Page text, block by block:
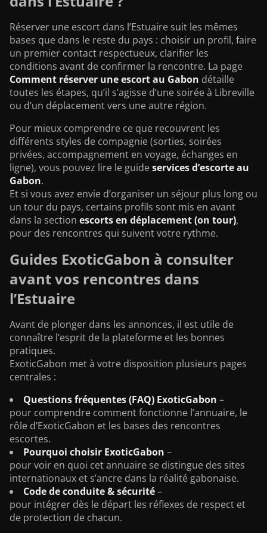
Réserver une escort dans l’Estuaire suit les mêmes
bases que dans le reste du pays : choisir un profil, faire
un premier contact respectueux, clarifier les
conditions avant de confirmer la rencontre. La page
Comment réserver une escort au Gabon détaille
toutes les étapes, qu’il s’agisse d’une soirée à Libreville
ou d’un déplacement vers une autre région.
Pour mieux comprendre ce que recouvrent les
différents styles de compagnie (sorties, soirées
privées, accompagnement en voyage, échanges en
ligne), vous pouvez lire le guideservices d’escorte au
Gabon.
Et si vous avez envie d’organiser un séjour plus long ou
un tour du pays, certains profils sont mis en avant
dans la section escorts en déplacement (on tour),
pour des rencontres qui suivent votre rythme.
Guides ExoticGabon à consulter
avant vos rencontres dans
l’Estuaire
Avant de plonger dans les annonces, il est utile de
connaître l’esprit de la plateforme et les bonnes
pratiques.
ExoticGabon met à votre disposition plusieurs pages
centrales :
Questions fréquentes (FAQ) ExoticGabon –
pour comprendre comment fonctionne l’annuaire, le
rôle d’ExoticGabon et les bases des rencontres
escortes.
Pourquoi choisir ExoticGabon –
pour voir en quoi cet annuaire se distingue des sites
internationaux et s’ancre dans la réalité gabonaise.
Code de conduite & sécurité–
pour intégrer dès le départ les réflexes de respect et
de protection de chacun.